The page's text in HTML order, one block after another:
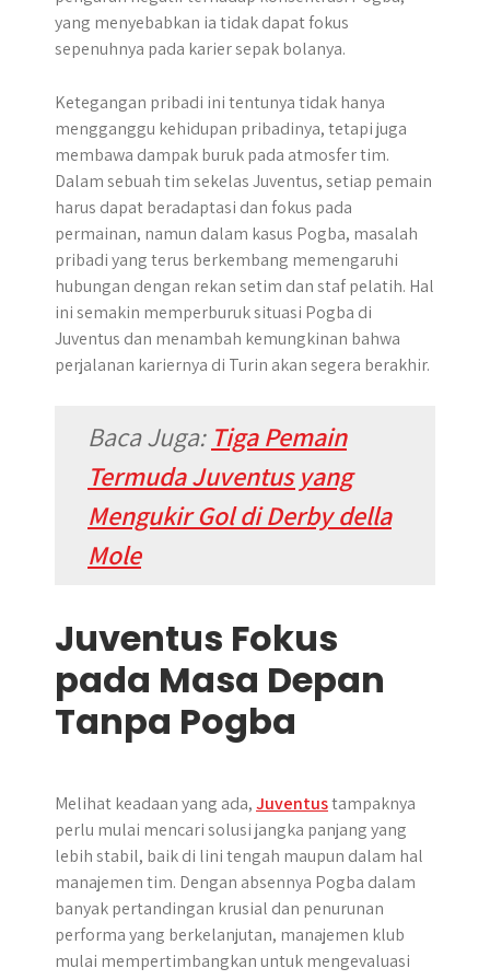
yang menyebabkan ia tidak dapat fokus
sepenuhnya pada karier sepak bolanya.
Ketegangan pribadi ini tentunya tidak hanya
mengganggu kehidupan pribadinya, tetapi juga
membawa dampak buruk pada atmosfer tim.
Dalam sebuah tim sekelas Juventus, setiap pemain
harus dapat beradaptasi dan fokus pada
permainan, namun dalam kasus Pogba, masalah
pribadi yang terus berkembang memengaruhi
hubungan dengan rekan setim dan staf pelatih. Hal
ini semakin memperburuk situasi Pogba di
Juventus dan menambah kemungkinan bahwa
perjalanan kariernya di Turin akan segera berakhir.
Baca Juga: Tiga Pemain
Termuda Juventus yang
Mengukir Gol di Derby della
Mole
Juventus Fokus
pada Masa Depan
Tanpa Pogba
Melihat keadaan yang ada,Juventustampaknya
perlu mulai mencari solusi jangka panjang yang
lebih stabil, baik di lini tengah maupun dalam hal
manajemen tim. Dengan absennya Pogba dalam
banyak pertandingan krusial dan penurunan
performa yang berkelanjutan, manajemen klub
mulai mempertimbangkan untuk mengevaluasi